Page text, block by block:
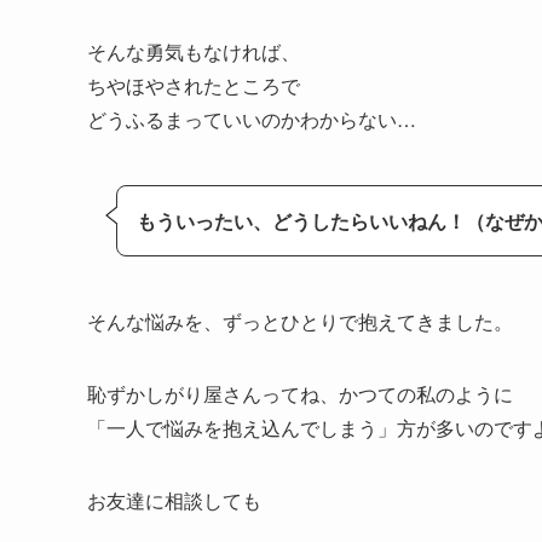
そんな勇気もなければ、
ちやほやされたところで
どうふるまっていいのかわからない…
もういったい、どうしたらいいねん！（なぜか
そんな悩みを、ずっとひとりで抱えてきました。
恥ずかしがり屋さんってね、かつての私のように
「一人で悩みを抱え込んでしまう」方が多いのです
お友達に相談しても